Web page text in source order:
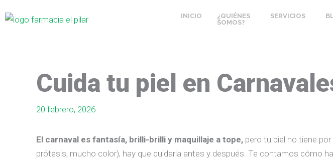
al
INICIO
¿QUIÉNES
SOMOS?
SERVICIOS
Cuida tu piel en
20 febrero, 2026
El carnaval es fantasía, brilli-brilli y maquillaje a tope, pero tu piel no tiene
prótesis, mucho color), hay que cuidarla antes y después. Te contamos cómo